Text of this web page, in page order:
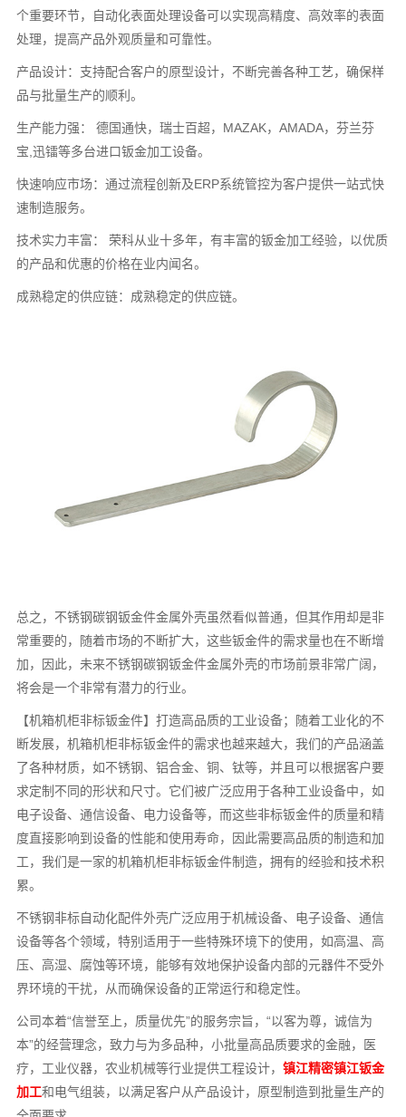
个重要环节，自动化表面处理设备可以实现高精度、高效率的表面
处理，提高产品外观质量和可靠性。
产品设计：支持配合客户的原型设计，不断完善各种工艺，确保样
品与批量生产的顺利。
生产能力强： 德国通快，瑞士百超，MAZAK，AMADA，芬兰芬
宝,迅镭等多台进口钣金加工设备。
快速响应市场：通过流程创新及ERP系统管控为客户提供一站式快
速制造服务。
技术实力丰富： 荣科从业十多年，有丰富的钣金加工经验，以优质
的产品和优惠的价格在业内闻名。
成熟稳定的供应链：成熟稳定的供应链。
总之，不锈钢碳钢钣金件金属外壳虽然看似普通，但其作用却是非
常重要的，随着市场的不断扩大，这些钣金件的需求量也在不断增
加，因此，未来不锈钢碳钢钣金件金属外壳的市场前景非常广阔，
将会是一个非常有潜力的行业。
【机箱机柜非标钣金件】打造高品质的工业设备；随着工业化的不
断发展，机箱机柜非标钣金件的需求也越来越大，我们的产品涵盖
了各种材质，如不锈钢、铝合金、铜、钛等，并且可以根据客户要
求定制不同的形状和尺寸。它们被广泛应用于各种工业设备中，如
电子设备、通信设备、电力设备等，而这些非标钣金件的质量和精
度直接影响到设备的性能和使用寿命，因此需要高品质的制造和加
工，我们是一家的机箱机柜非标钣金件制造，拥有的经验和技术积
累。
不锈钢非标自动化配件外壳广泛应用于机械设备、电子设备、通信
设备等各个领域，特别适用于一些特殊环境下的使用，如高温、高
压、高湿、腐蚀等环境，能够有效地保护设备内部的元器件不受外
界环境的干扰，从而确保设备的正常运行和稳定性。
公司本着“信誉至上，质量优先”的服务宗旨，“以客为尊，诚信为
本”的经营理念，致力与为多品种，小批量高品质要求的金融，医
疗，工业仪器，农业机械等行业提供工程设计，镇江精密镇江钣金
加工和电气组装，以满足客户从产品设计，原型制造到批量生产的